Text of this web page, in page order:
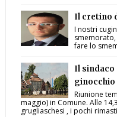
Il cretino
I nostri
fare lo
Il
ginocchio
Riunione
maggio) in Comune. Alle
grugliaschesi , i pochi